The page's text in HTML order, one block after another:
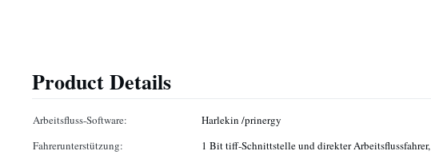
Product Details
Arbeitsfluss-Software: Harlekin /prinergy
Fahrerunterstützung:
1 Bit tiff-Schnittstelle und direkter Arbeitsflussfahrer,